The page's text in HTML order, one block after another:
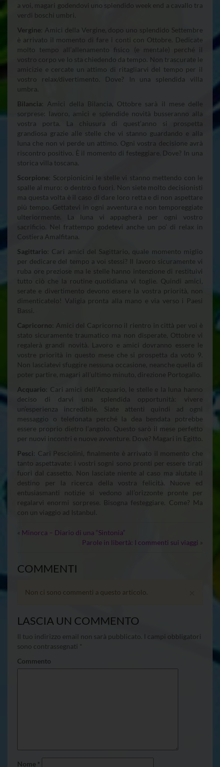
a voi, magari godendovi uno splendido week end a cavallo tra
verdi boschi umbri.
Vergine: Amici della Vergine, dopo uno splendido Settembre
è arrivato il momento di fare i conti con Ottobre. Dedicate
molto tempo all’allenamento fisico (e mentale) perché il
vostro corpo ve lo sta chiedendo da tempo. Non trascurate le
amicizie e cercate un attimo di ritagliarvi del tempo per il
vostro relax/divertimento. Dove? In una splendida villa
umbra.
Bilancia: Amici della Bilancia, Ottobre sarà il mese delle
sorprese: lavoro, amici e splendide novità busseranno alla
vostra porta. La chiusura di quest’anno si prospetta
grandiosa grazie alle stelle che vi stanno guardando e alla
luna che non vi perde un attimo. Ogni vostra decisione avrà
riscontro positivo. È il momento di festeggiare. Dove? In una
storica villa toscana.
Scorpione: Scorpionicini le stelle vi stanno mettendo con le
spalle al muro: o dentro o fuori. Non siete molto decisionisti
ma questa volta è il caso di dare loro retta e di non aspettare
più tempo. Gettatevi in ogni avventura e non temporeggiate
ulteriormente. La luna vi appagherà per ogni vostro
sacrificio. Nel frattempo godetevi anche un po’ di relax in
Costiera Amalfitana.
Sagittario: Cari amici del Sagittario, quale momento miglio
per dedicare del tempo a voi stessi? Il lavoro sicuramente vi
ruba ore preziose ma le stelle hanno intenzione di restituivi
tutto ciò che la routine quotidiana vi toglie. Quindi amici,
serate e divertimento devono essere la vostra priorità, non
dimenticatelo! Valigia pronta alla mano e via verso i Paesi
Bassi.
Capricorno: Amici del Capricorno il rientro in città per voi è
stato sicuramente traumatico ma non disperate, Ottobre vi
regalerà grandi novità. Lavoro e amici dovranno essere le
vostre priorità in questo mese che si prospetta da voto 9.
Non lasciatevi sfuggire nessuna occasione, neanche quella di
poter partire, magari all’ultimo minuto, direzione Portogallo.
Acquario: Cari amici dell’Acquario, le stelle e la luna hanno
deciso di darvi una splendida opportunità: vivere
un’esperienza incredibile. Siate attenti quindi ad ogni
messaggio o telefonata perché la dea bendata potrebbe
essere proprio dietro l’angolo. Questo sarò il mese perfetto
per nuovi incontri e nuove avventure. Dove? Magari in Egitto.
Pesci: Cari Pesciolini, finalmente è arrivato il momento che
tanto aspettavate: i vostri sogni sono pronti per essere tirati
fuori dal cassetto. Non lasciate niente al caso ma aiutate il
destino per la ricerca della vostra felicità. Nuove ed
entusiasmanti notizie si vedono all’orizzonte pronte per
regalarvi enormi sorprese. Bisogna festeggiare. Come? Ma
con un viaggio ad Istanbul.
« Minorca – Diario di una “Sintonia”
Parole in libertà: I commenti sui viaggi »
COMMENTI
Non ci sono commenti a questo articolo.
LASCIA UN COMMENTO
Il tuo indirizzo email non sarà pubblicato. I campi obbligatori
sono contrassegnati *
Commento
Nome *